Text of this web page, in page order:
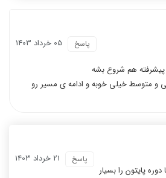
05 خرداد 1403 پاسخ
پیشرفته هم شروع بشه
و متوسط خیلی خوبه و ادامه ی مسیر رو
21 خرداد 1403 پاسخ
پایتون را بسیار